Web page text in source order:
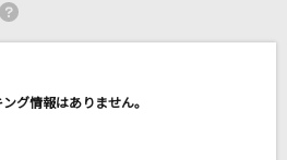
もっと見る